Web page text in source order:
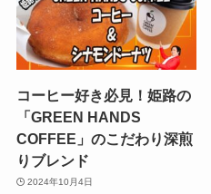
コーヒー好き必見！姫路の
「GREEN HANDS
COFFEE」のこだわり深煎
りブレンド
2024年10月4日